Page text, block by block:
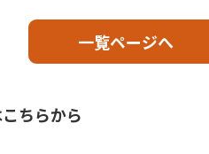
一覧ページへ
ちらから